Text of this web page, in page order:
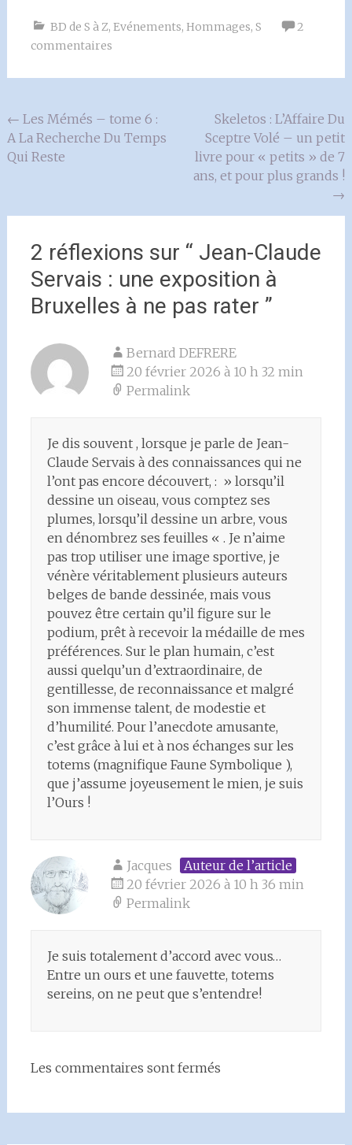
BD de S à Z, Evénements, Hommages, S
2
commentaires
Navigation
de
l'article
← Les Mémés – tome 6 :
A La Recherche Du Temps
Qui Reste
Skeletos : L’Affaire Du
Sceptre Volé – un petit
livre pour « petits » de 7
ans, et pour plus grands !
→
2 réflexions sur “ Jean-Claude
Servais : une exposition à
Bruxelles à ne pas rater ”
Bernard DEFRERE
20 février 2026 à 10 h 32 min
Permalink
Je dis souvent , lorsque je parle de Jean-
Claude Servais à des connaissances qui ne
l’ont pas encore découvert, : » lorsqu’il
dessine un oiseau, vous comptez ses
plumes, lorsqu’il dessine un arbre, vous
en dénombrez ses feuilles « . Je n’aime
pas trop utiliser une image sportive, je
vénère véritablement plusieurs auteurs
belges de bande dessinée, mais vous
pouvez être certain qu’il figure sur le
podium, prêt à recevoir la médaille de mes
préférences. Sur le plan humain, c’est
aussi quelqu’un d’extraordinaire, de
gentillesse, de reconnaissance et malgré
son immense talent, de modestie et
d’humilité. Pour l’anecdote amusante,
c’est grâce à lui et à nos échanges sur les
totems (magnifique Faune Symbolique ),
que j’assume joyeusement le mien, je suis
l’Ours !
Jacques
Auteur de l’article
20 février 2026 à 10 h 36 min
Permalink
Je suis totalement d’accord avec vous…
Entre un ours et une fauvette, totems
sereins, on ne peut que s’entendre!
Les commentaires sont fermés